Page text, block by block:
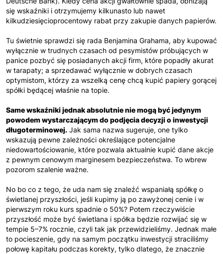
się wskaźniki i otrzymujemy kilkunasto lub nawet
kilkudziesięcioprocentowy rabat przy zakupie danych papierów.
Tu świetnie sprawdzi się rada Benjamina Grahama, aby kupować
wyłącznie w trudnych czasach od pesymistów próbujących w
panice pozbyć się posiadanych akcji firm, które popadły akurat
w tarapaty; a sprzedawać wyłącznie w dobrych czasach
optymistom, którzy za wszelką cenę chcą kupić papiery gorącej
spółki będącej właśnie na topie.
Same wskaźniki jednak absolutnie nie mogą być jedynym
powodem wystarczającym do podjęcia decyzji o inwestycji
długoterminowej. Jak sama nazwa sugeruje, one tylko
wskazują pewne zależności określające potencjalne
niedowartościowanie, które pozwala aktualnie kupić dane akcje
z pewnym cenowym marginesem bezpieczeństwa. To wbrew
pozorom szalenie ważne.
No bo co z tego, że uda nam się znaleźć wspaniałą spółkę o
świetlanej przyszłości, jeśli kupimy ją po zawyżonej cenie i w
pierwszym roku kurs spadnie o 50%? Potem rzeczywiście
przyszłość może być świetlana i spółka będzie rozwijać się w
tempie 5–7% rocznie, czyli tak jak przewidzieliśmy. Jednak małe
to pocieszenie, gdy na samym początku inwestycji straciliśmy
połowę kapitału podczas korekty, tylko dlatego, że znacznie